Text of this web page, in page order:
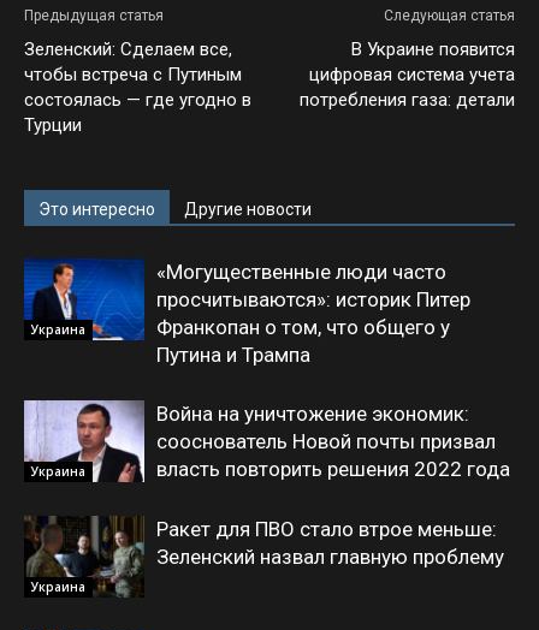
Предыдущая статья
Зеленский: Сделаем все,
чтобы встреча с Путиным
состоялась — где угодно в
Турции
Следующая статья
В Украине появится
цифровая система учета
потребления газа: детали
Это интересно Другие новости
Украина
«Могущественные люди часто
просчитываются»: историк Питер
Франкопан о том, что общего у
Путина и Трампа
Украина
Война на уничтожение экономик:
сооснователь Новой почты призвал
власть повторить решения 2022 года
Украина
Ракет для ПВО стало втрое меньше:
Зеленский назвал главную проблему